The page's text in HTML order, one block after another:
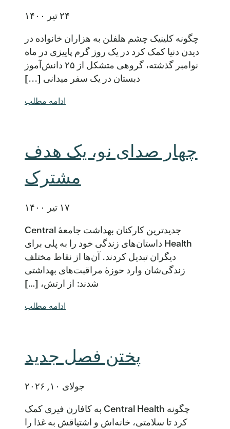
۲۴ تیر ۱۴۰۰
چگونه کلینیک چشم هلفلن به هزاران خانواده در
دیدن دنیا کمک کرد در یک روز گرم پاییزی در ماه
نوامبر گذشته، گروهی متشکل از ۲۵ دانش‌آموز
دبستان در یک سفر میدانی [...]
ادامه مطلب
چهار صدای نو، یک هدف
مشترک
۱۷ تیر ۱۴۰۰
جدیدترین کارکنان بهداشت جامعهٔ Central
Health داستان‌های زندگی خود را به پلی برای
دیگران تبدیل کردند. آن‌ها از نقاط مختلف
زندگی‌شان وارد حوزهٔ مراقبت‌های بهداشتی
شدند: از ارتش، […]
ادامه مطلب
پختن فصل جدید
جولای ۱۰, ۲۰۲۶
چگونه Central Health به کافارن فیری کمک
کرد تا سلامتی، خانه‌اش و اشتیاقش به غذا را